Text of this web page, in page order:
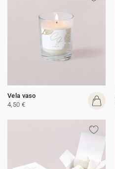
Vela vaso
4,50 €